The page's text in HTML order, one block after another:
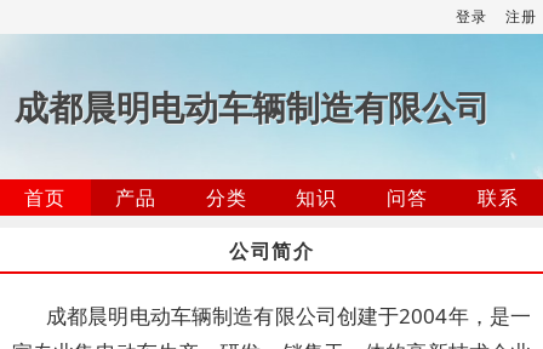
登录 注册
成都晨明电动车辆制造有限公司
首页 产品 分类 知识 问答
联系
公司简介
成都晨明电动车辆制造有限公司创建于2004年，是一